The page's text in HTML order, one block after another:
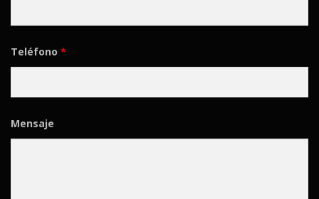
Teléfono *
Mensaje